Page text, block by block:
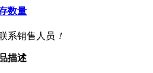
数量
系销售人员 ！
描述